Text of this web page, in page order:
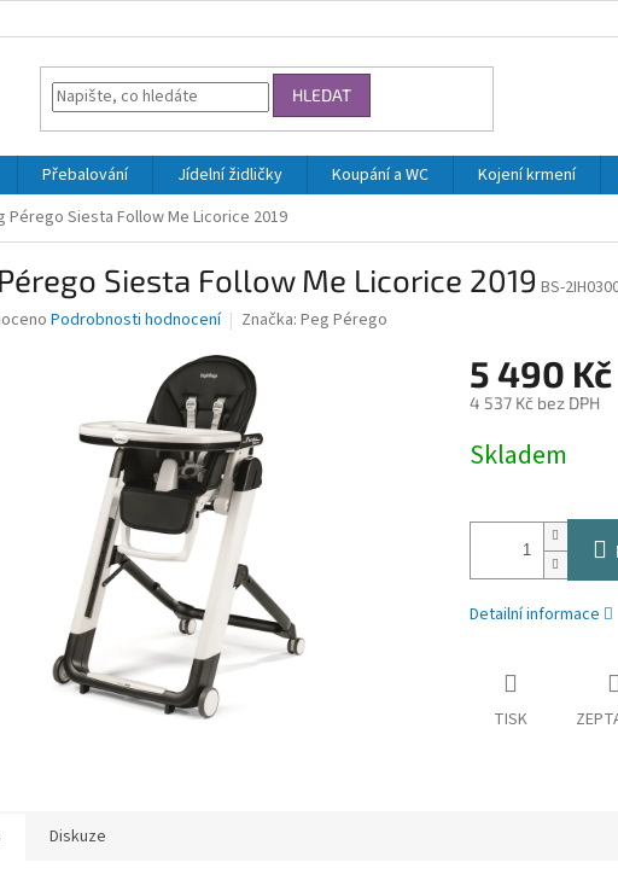
HLEDAT
Přebalování Jídelní židličky Koupání a WC Kojení krmení
Pérego Siesta Follow Me Licorice 2019
Siesta Follow Me Licorice 2019 BS-
Podrobnosti hodnocení Značka: Peg Pérego
5 490 Kč
4 537 Kč bez DPH
cena:
Skladem
Detailní informace
TISK
Diskuze